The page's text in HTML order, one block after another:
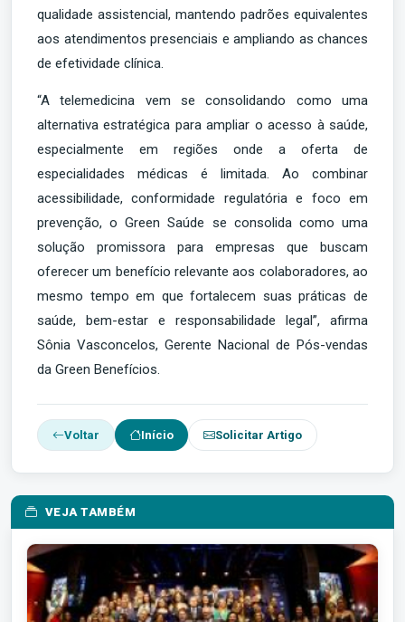
qualidade assistencial, mantendo padrões equivalentes
aos atendimentos presenciais e ampliando as chances
de efetividade clínica.
“A telemedicina vem se consolidando como uma
alternativa estratégica para ampliar o acesso à saúde,
especialmente em regiões onde a oferta de
especialidades médicas é limitada. Ao combinar
acessibilidade, conformidade regulatória e foco em
prevenção, o Green Saúde se consolida como uma
solução promissora para empresas que buscam
oferecer um benefício relevante aos colaboradores, ao
mesmo tempo em que fortalecem suas práticas de
saúde, bem-estar e responsabilidade legal”, afirma
Sônia Vasconcelos, Gerente Nacional de Pós-vendas
da Green Benefícios.
Voltar Início Solicitar Artigo
VEJA TAMBÉM